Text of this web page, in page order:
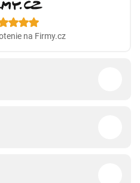
na Firmy.cz